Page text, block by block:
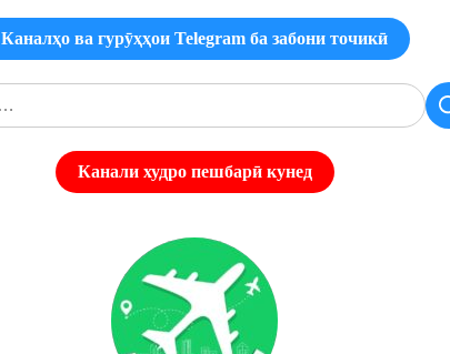
Каналҳо ва гурӯҳҳои Telegram ба забони точикӣ
Канали худро пешбарӣ кунед